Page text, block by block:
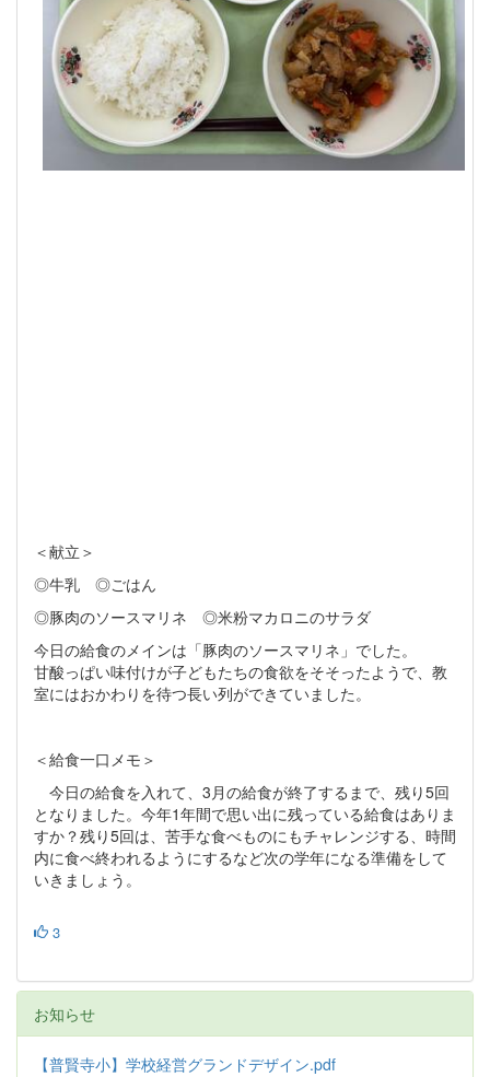
＜献立＞
◎牛乳 ◎ごはん
◎豚肉のソースマリネ ◎米粉マカロニのサラダ
今日の給食のメインは「豚肉のソースマリネ」でした。
甘酸っぱい味付けが子どもたちの食欲をそそったようで、教
室にはおかわりを待つ長い列ができていました。
＜給食一口メモ＞
今日の給食を入れて、3月の給食が終了するまで、残り5回
となりました。今年1年間で思い出に残っている給食はありま
すか？残り5回は、苦手な食べものにもチャレンジする、時間
内に食べ終われるようにするなど次の学年になる準備をして
いきましょう。
3
お知らせ
【普賢寺小】学校経営グランドデザイン.pdf